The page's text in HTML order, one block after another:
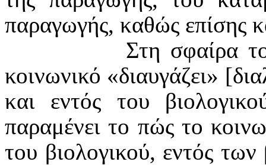
παραγωγής, καθώς επίσης
Στη σφαίρα
κοινωνικό «διαυγάζει»
και εντός του
παραμένει το πώς το
του βιολογικού, εντός